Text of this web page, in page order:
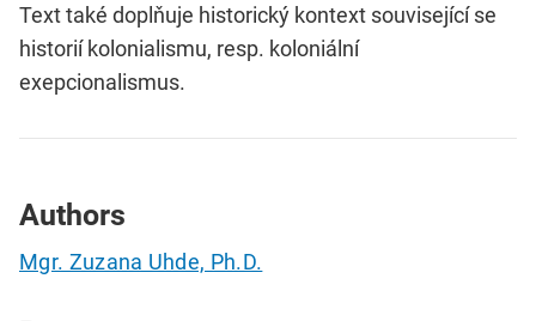
Text také doplňuje historický kontext související se
historií kolonialismu, resp. koloniální
exepcionalismus.
Authors
Mgr. Zuzana Uhde, Ph.D.